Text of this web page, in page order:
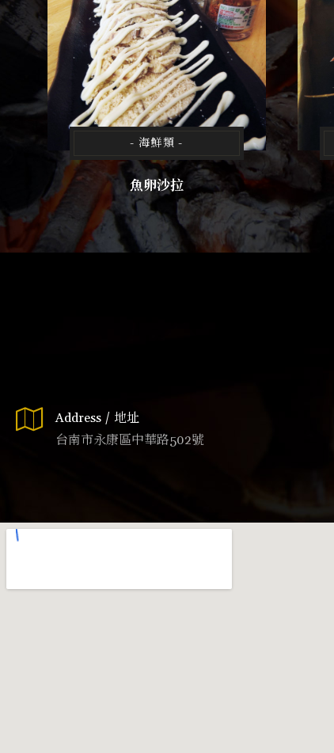
- 海鮮類 -
魚卵沙拉
Address / 地址
台南市永康區中華路502號